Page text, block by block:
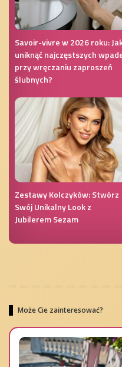
Savoir-vivre w 2026 roku:
uniknąć najczęstszych
przy wręczaniu zaproszeń
ślubnych?
Zestawy Kolczyków: Stwórz
Swój Unikalny Look z
Jubilerem Sezam
Może Cie zainteresować?